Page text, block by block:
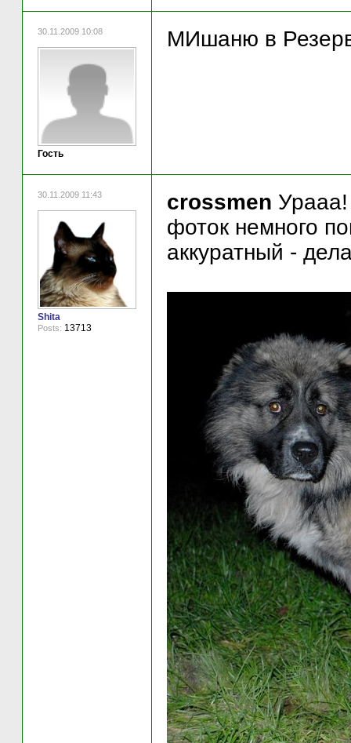
30.11.2009 10:08
Гость
МИшаню в
30.11.2009 11:43
Shita
Posts: 13713
crossmen
фоток немного
аккуратный -